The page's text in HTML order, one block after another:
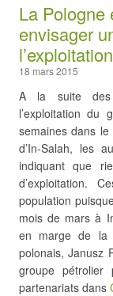
La Pologne
envisager
18 mars 2015
A la suite des
l’exploitation du
semaines dans
d’In-Salah, les
indiquant que
d’exploitation.
population
mois de mars à
en marge de la
polonais, Janusz
groupe pétrolier
partenariats dans